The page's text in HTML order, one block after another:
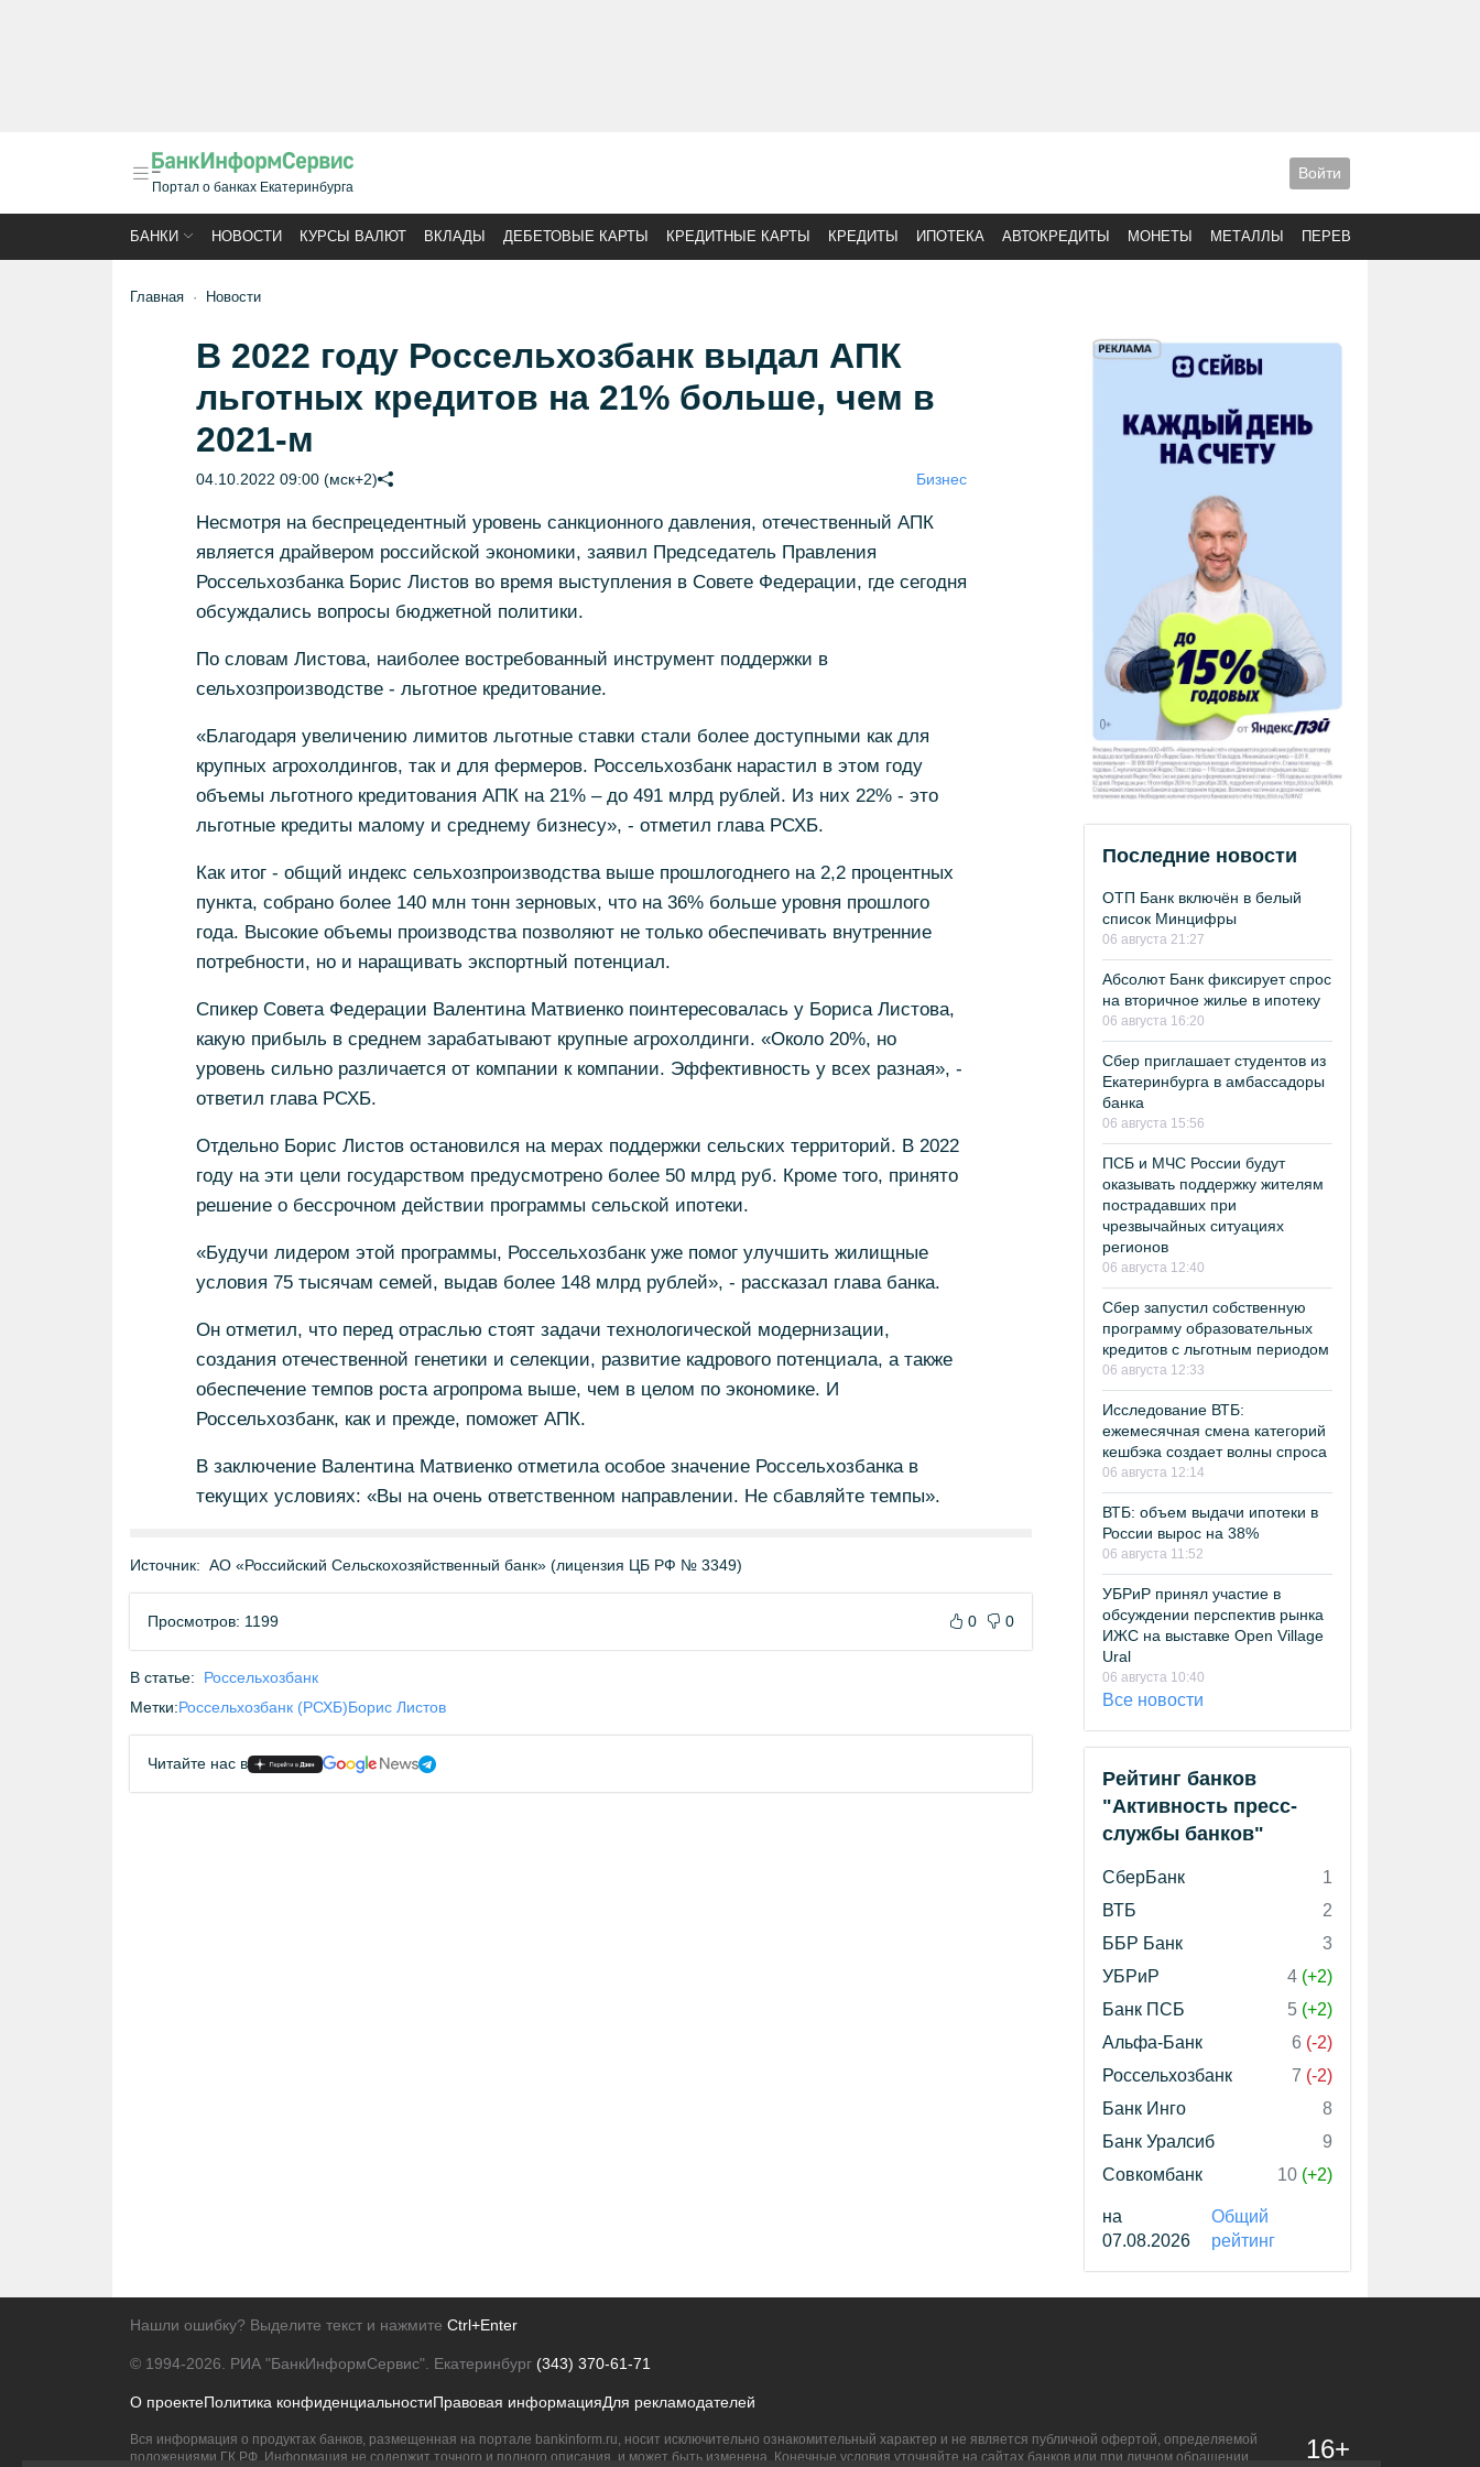
Портал о банках Екатеринбурга
Войти
БАНКИ НОВОСТИ КУРСЫ ВАЛЮТ ВКЛАДЫ ДЕБЕТОВЫЕ КАРТЫ КРЕДИТНЫЕ КАРТЫ КРЕДИТЫ ИПОТЕКА АВТОКРЕДИТЫ МОНЕТЫ МЕТАЛЛЫ ПЕРЕВОДЫ
Главная Новости
В 2022 году Россельхозбанк выдал АПК
льготных кредитов на 21% больше, чем в
2021-м
04.10.2022 09:00 (мск+2) Бизнес
Несмотря на беспрецедентный уровень санкционного давления, отечественный АПК
является драйвером российской экономики, заявил Председатель Правления
Россельхозбанка Борис Листов во время выступления в Совете Федерации, где сегодня
обсуждались вопросы бюджетной политики.
По словам Листова, наиболее востребованный инструмент поддержки в
сельхозпроизводстве - льготное кредитование.
«Благодаря увеличению лимитов льготные ставки стали более доступными как для
крупных агрохолдингов, так и для фермеров. Россельхозбанк нарастил в этом году
объемы льготного кредитования АПК на 21% – до 491 млрд рублей. Из них 22% - это
льготные кредиты малому и среднему бизнесу», - отметил глава РСХБ.
Как итог - общий индекс сельхозпроизводства выше прошлогоднего на 2,2 процентных
пункта, собрано более 140 млн тонн зерновых, что на 36% больше уровня прошлого
года. Высокие объемы производства позволяют не только обеспечивать внутренние
потребности, но и наращивать экспортный потенциал.
Спикер Совета Федерации Валентина Матвиенко поинтересовалась у Бориса Листова,
какую прибыль в среднем зарабатывают крупные агрохолдинги. «Около 20%, но
уровень сильно различается от компании к компании. Эффективность у всех разная», -
ответил глава РСХБ.
Отдельно Борис Листов остановился на мерах поддержки сельских территорий. В 2022
году на эти цели государством предусмотрено более 50 млрд руб. Кроме того, принято
решение о бессрочном действии программы сельской ипотеки.
«Будучи лидером этой программы, Россельхозбанк уже помог улучшить жилищные
условия 75 тысячам семей, выдав более 148 млрд рублей», - рассказал глава банка.
Он отметил, что перед отраслью стоят задачи технологической модернизации,
создания отечественной генетики и селекции, развитие кадрового потенциала, а также
обеспечение темпов роста агропрома выше, чем в целом по экономике. И
Россельхозбанк, как и прежде, поможет АПК.
В заключение Валентина Матвиенко отметила особое значение Россельхозбанка в
текущих условиях: «Вы на очень ответственном направлении. Не сбавляйте темпы».
Источник: АО «Российский Сельскохозяйственный банк» (лицензия ЦБ РФ № 3349)
Просмотров: 1199 0 0
В статье:
Россельхозбанк
Метки:Россельхозбанк (РСХБ)Борис Листов
Читайте нас в
Последние новости
ОТП Банк включён в белый
список Минцифры
06 августа 21:27
Абсолют Банк фиксирует спрос
на вторичное жилье в ипотеку
06 августа 16:20
Сбер приглашает студентов из
Екатеринбурга в амбассадоры
банка
06 августа 15:56
ПСБ и МЧС России будут
оказывать поддержку жителям
пострадавших при
чрезвычайных ситуациях
регионов
06 августа 12:40
Сбер запустил собственную
программу образовательных
кредитов с льготным периодом
06 августа 12:33
Исследование ВТБ:
ежемесячная смена категорий
кешбэка создает волны спроса
06 августа 12:14
ВТБ: объем выдачи ипотеки в
России вырос на 38%
06 августа 11:52
УБРиР принял участие в
обсуждении перспектив рынка
ИЖС на выставке Open Village
Ural
06 августа 10:40
Все новости
Рейтинг банков
"Активность пресс-
службы банков"
СберБанк
1
ВТБ
2
ББР Банк
3
УБРиР
4 (+2)
Банк ПСБ
5 (+2)
Альфа-Банк
6 (-2)
Россельхозбанк
7 (-2)
Банк Инго
8
Банк Уралсиб
9
Совкомбанк
10 (+2)
на
07.08.2026
Общий
рейтинг
Нашли ошибку? Выделите текст и нажмите Ctrl+Enter
© 1994-2026. РИА "БанкИнформСервис". Екатеринбург (343) 370-61-71
О проектеПолитика конфиденциальностиПравовая информацияДля рекламодателей
Вся информация о продуктах банков, размещенная на портале bankinform.ru, носит исключительно ознакомительный характер и не является публичной офертой, определяемой
положениями ГК РФ. Информация не содержит точного и полного описания, и может быть изменена. Конечные условия уточняйте на сайтах банков или при личном обращении.
16+